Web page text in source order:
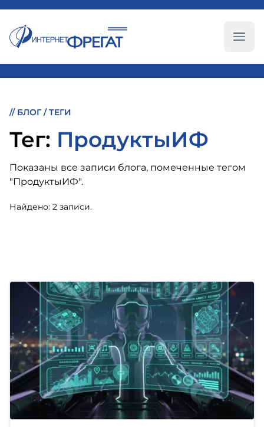
// БЛОГ /ТЕГИ
Тег: ПродуктыИФ
Показаны все записи блога, помеченные тегом
"ПродуктыИФ".
Найдено: 2 записи.